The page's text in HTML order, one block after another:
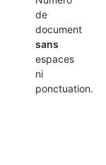
de
document
sans
espaces
ni
ponctuation.